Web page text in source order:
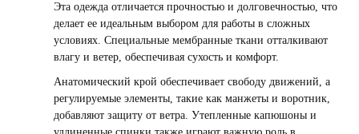
Эта одежда отличается прочностью и долговечностью, что
делает ее идеальным выбором для работы в сложных
условиях. Специальные мембранные ткани отталкивают
влагу и ветер, обеспечивая сухость и комфорт.
Анатомический крой обеспечивает свободу движений, а
регулируемые элементы, такие как манжеты и воротник,
добавляют защиту от ветра. Утепленные капюшоны и